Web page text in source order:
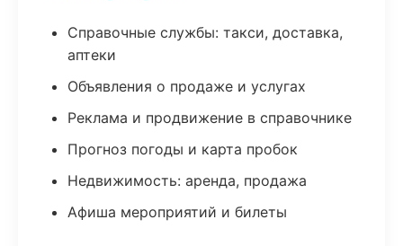
Справочные службы: такси, доставка,
аптеки
Объявления о продаже и услугах
Реклама и продвижение в справочнике
Прогноз погоды и карта пробок
Недвижимость: аренда, продажа
Афиша мероприятий и билеты